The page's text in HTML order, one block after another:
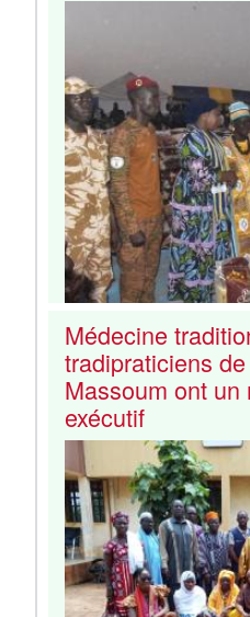
Médecine
tradipraticiens
Massoum ont un
exécutif